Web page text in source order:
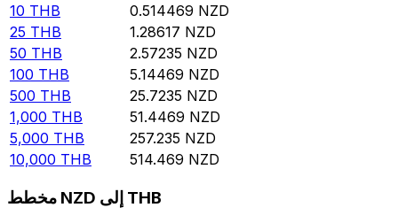
10 THB 0.514469 NZD
25 THB 1.28617 NZD
50 THB 2.57235 NZD
100 THB 5.14469 NZD
500 THB 25.7235 NZD
1,000 THB 51.4469 NZD
5,000 THB 257.235 NZD
10,000 THB 514.469 NZD
مخطط NZD إلى THB